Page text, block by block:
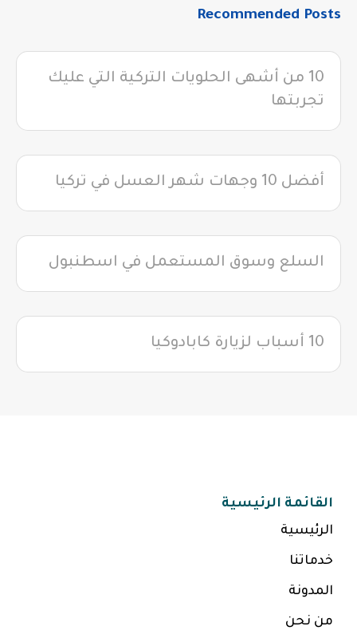
Recommended Posts
10 من أشهى الحلويات التركية التي عليك
تجربتها
أفضل 10 وجهات شهر العسل في تركيا
السلع وسوق المستعمل في اسطنبول
10 أسباب لزيارة كابادوكيا
القائمة الرئيسية
الرئيسية
خدماتنا
المدونة
من نحن